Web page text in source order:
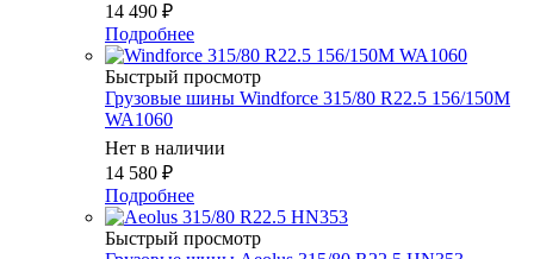
14 490 ₽
Подробнее
Быстрый просмотр
Грузовые шины Windforce 315/80 R22.5 156/150M
WA1060
Нет в наличии
14 580 ₽
Подробнее
Быстрый просмотр